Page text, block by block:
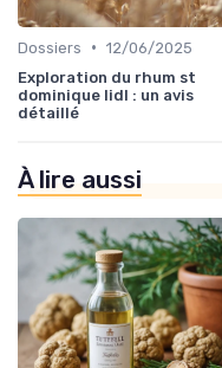
Dossiers • 12/06/2025
Exploration du rhum st
dominique lidl : un avis
détaillé
À lire aussi